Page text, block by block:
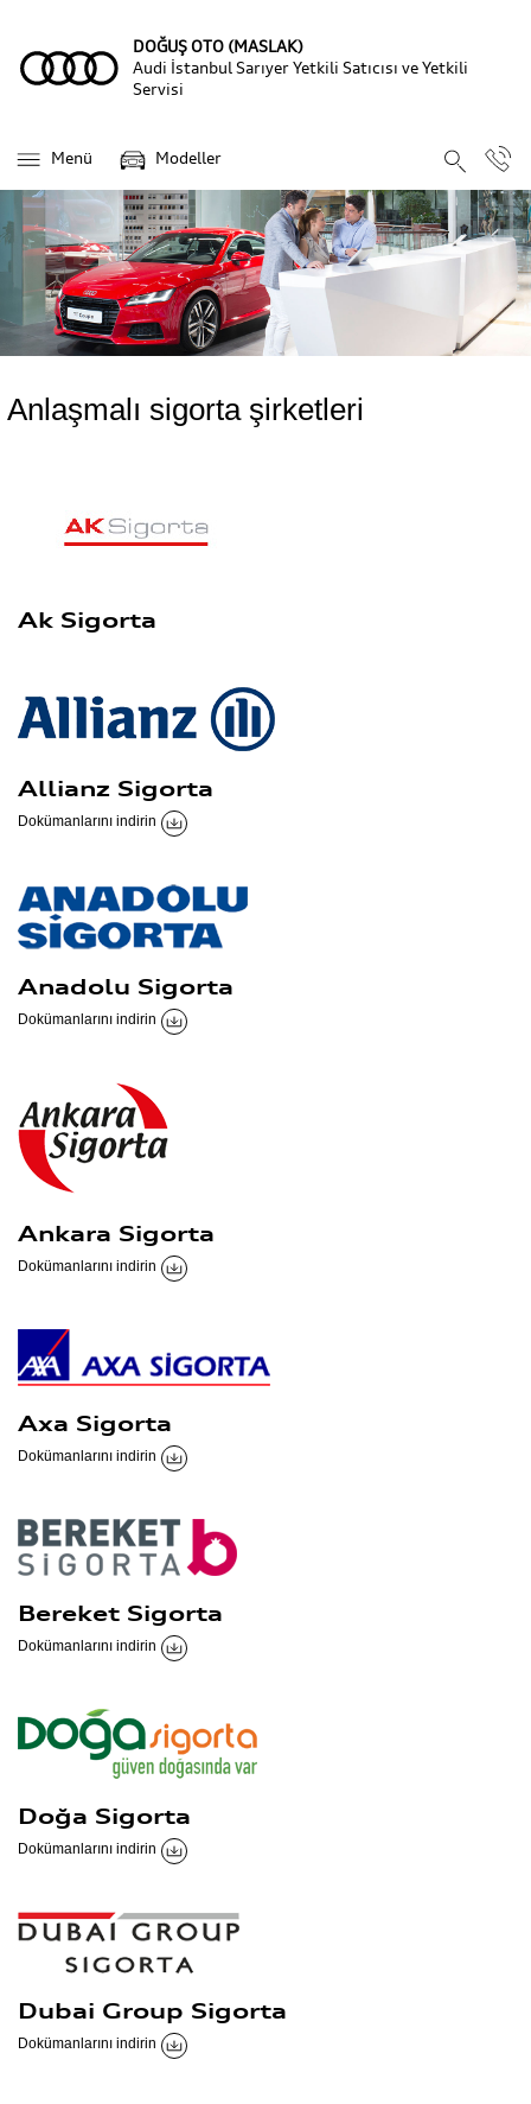
DOĞUŞ OTO (MASLAK)
Audi İstanbul Sarıyer Yetkili Satıcısı ve Yetkili
Servisi
Menü Modeller
Anlaşmalı sigorta şirketleri
Ak Sigorta
Allianz Sigorta
Dokümanlarını indirin
Anadolu Sigorta
Dokümanlarını indirin
Ankara Sigorta
Dokümanlarını indirin
Axa Sigorta
Dokümanlarını indirin
Bereket Sigorta
Dokümanlarını indirin
Doğa Sigorta
Dokümanlarını indirin
Dubai Group Sigorta
Dokümanlarını indirin